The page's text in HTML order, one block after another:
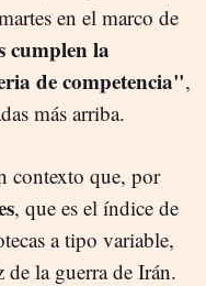
en el marco de
cumplen la
de competencia",
más arriba.
contexto que, por
, que es el índice de
a tipo variable,
de la guerra de Irán.